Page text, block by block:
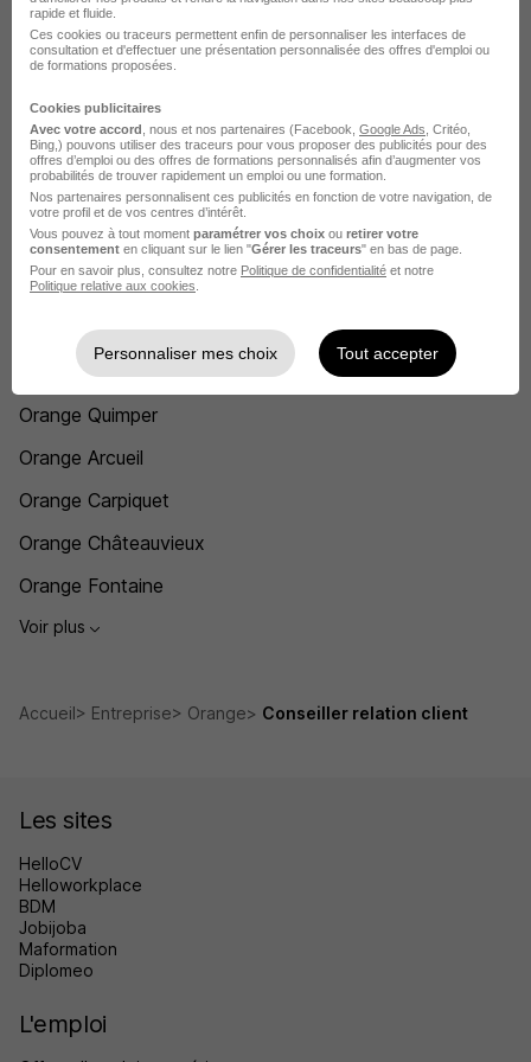
Conseiller en ressources humaines Orange
Consultant data Orange
Consultant en organisation Orange
Consultant télécom Orange
Voir plus
Voir toutes les offres par métier chez Orange
Orange Châtillon
Orange Quimper
Orange Arcueil
Orange Carpiquet
Orange Châteauvieux
Orange Fontaine
Voir plus
Accueil Entreprise Orange Conseiller relation client
Les sites
HelloCV
Helloworkplace
BDM
Jobijoba
Maformation
Diplomeo
L'emploi
rapide et fluide.
Ces cookies ou traceurs permettent enfin de personnaliser les interfaces de
consultation et d'effectuer une présentation personnalisée des offres d'emploi ou
de formations proposées.
Cookies publicitaires
Avec votre accord , nous et nos partenaires (Facebook, Google Ads , Critéo,
Bing,) pouvons utiliser des traceurs pour vous proposer des publicités pour des
offres d’emploi ou des offres de formations personnalisés afin d’augmenter vos
probabilités de trouver rapidement un emploi ou une formation.
Nos partenaires personnalisent ces publicités en fonction de votre navigation, de
votre profil et de vos centres d’intérêt.
Vous pouvez à tout moment paramétrer vos choix ou retirer votre
consentement en cliquant sur le lien "Gérer les traceurs" en bas de page.
Pour en savoir plus, consultez notre Politique de confidentialité et notre
Politique relative aux cookies
Personnaliser mes choix Tout accepter